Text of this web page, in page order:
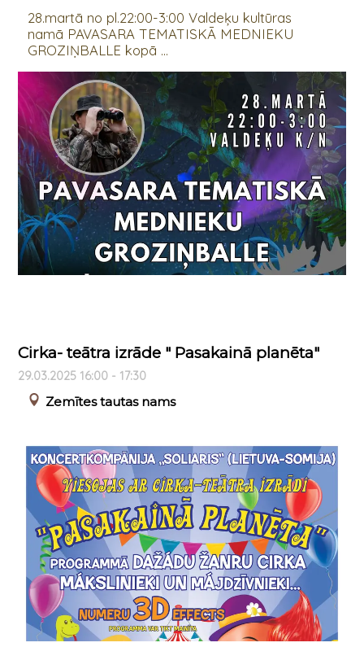
28.martā no pl.22:00-3:00 Valdeķu kultūras
namā PAVASARA TEMATISKĀ MEDNIEKU
GROZIŅBALLE kopā ...
Cirka- teātra izrāde " Pasakainā planēta"
29.03.2025 16:00 - 17:30
Zemītes tautas nams